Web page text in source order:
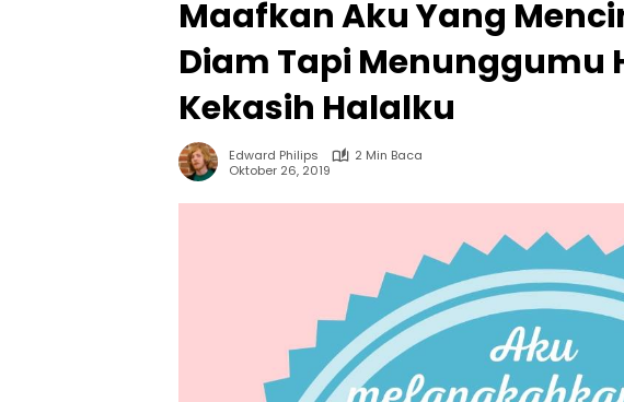
Maafkan Aku Yang
Diam Tapi Menunggumu
Kekasih Halalku
Edward Philips
2 Min Baca
Oktober 26, 2019